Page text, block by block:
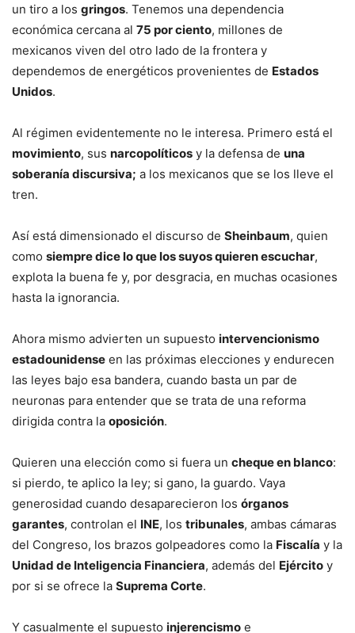
un tiro a los gringos. Tenemos una dependencia
económica cercana al 75 por ciento, millones de
mexicanos viven del otro lado de la frontera y
dependemos de energéticos provenientes de Estados
Unidos.
Al régimen evidentemente no le interesa. Primero está el
movimiento, sus narcopolíticos y la defensa de una
soberanía discursiva; a los mexicanos que se los lleve el
tren.
Así está dimensionado el discurso de Sheinbaum, quien
como siempre dice lo que los suyos quieren escuchar,
explota la buena fe y, por desgracia, en muchas ocasiones
hasta la ignorancia.
Ahora mismo advierten un supuesto intervencionismo
estadounidense en las próximas elecciones y endurecen
las leyes bajo esa bandera, cuando basta un par de
neuronas para entender que se trata de una reforma
dirigida contra la oposición.
Quieren una elección como si fuera un cheque en blanco:
si pierdo, te aplico la ley; si gano, la guardo. Vaya
generosidad cuando desaparecieron los órganos
garantes, controlan el INE, los tribunales, ambas cámaras
del Congreso, los brazos golpeadores como la Fiscalía y la
Unidad de Inteligencia Financiera, además del Ejército y
por si se ofrece la Suprema Corte.
Y casualmente el supuesto injerencismo e